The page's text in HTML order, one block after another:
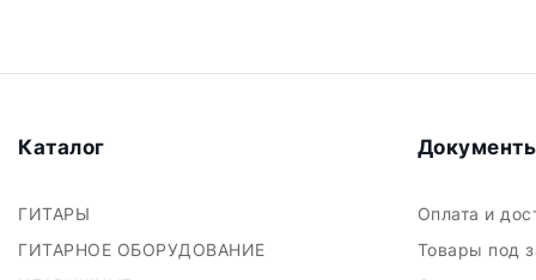
Каталог
ГИТАРЫ
ГИТАРНОЕ ОБОРУДОВАНИЕ
Оплата и
Товары под